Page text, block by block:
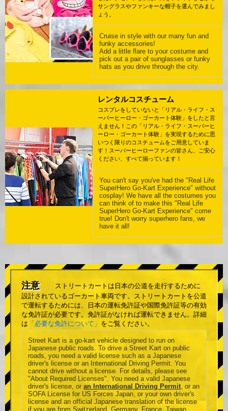
サングラスやファンキーな帽子を選んでみまし
ょう。
Cruise in style with our many fun and
funky accessories!
Add a little flare to your costume and
pick out a pair of sunglasses or funky
hats as you drive through the city.
レンタルコスチューム
コスプレをしていないと「リアル・ライフ・ス
ーパーヒーロー・ゴーカート体験」をしたと言
えません！この「リアル・ライフ・スーパーヒ
ーロー・ゴーカート体験」を実現するために思
いつく限りのコスチュームをご用意していま
す！スーパーヒーローファンの皆さん、ご安心
ください、すべて揃っています！
You can't say you've had the "Real Life
SuperHero Go-Kart Experience" without
cosplay! We have all the costumes you
can think of to make this "Real Life
SuperHero Go-Kart Experience" come
true! Don't worry superhero fans, we
have it all!
注意
ストリートカートは日本の公道を走行するために
設計されているゴーカート車両です。ストリートカートを公道
で運転するためには、日本の運転免許証や国際免許証等の有効
な免許証が必要です。免許証がなければ運転できません。詳細
は 「必要な免許について」 をご覧ください。
Street Kart is a go-kart vehicle designed to run on
Japanese public roads. To drive a Street Kart on public
roads, you need a valid license such as a Japanese
driver's license or an International Driving Permit. You
cannot drive without a license. For details, please see
"About Required Licenses". You need a valid Japanese
driver's license, or an International Driving Permit, or an
SOFA License for US Forces Japan, or your own driver's
license and an official Japanese translation of the license
if you are from Switzerland, Germany, France, Taiwan,